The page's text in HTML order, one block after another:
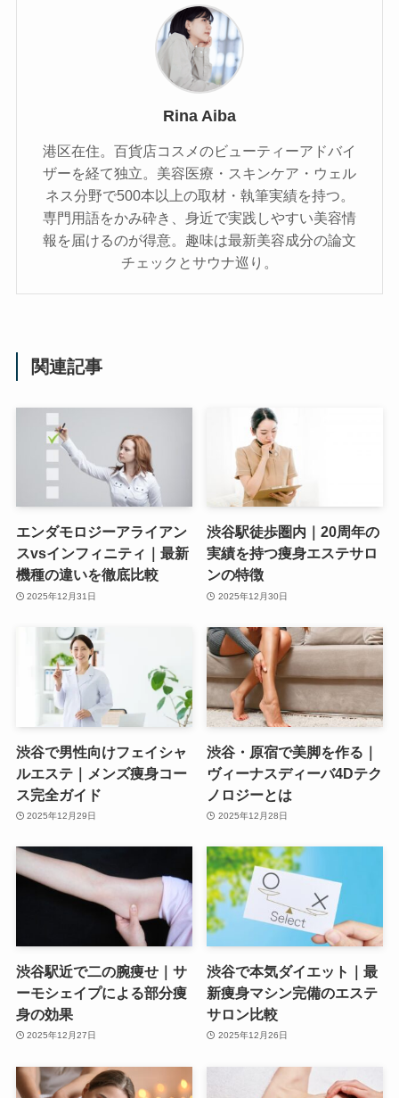
Rina Aiba
港区在住。百貨店コスメのビューティーアドバイ
ザーを経て独立。美容医療・スキンケア・ウェル
ネス分野で500本以上の取材・執筆実績を持つ。
専門用語をかみ砕き、⾝近で実践しやすい美容情
報を届けるのが得意。趣味は最新美容成分の論文
チェックとサウナ巡り。
関連記事
エンダモロジーアライアン
スvsインフィニティ｜最新
機種の違いを徹底比較
2025年12月31日
渋谷駅徒歩圏内｜20周年の
実績を持つ痩身エステサロ
ンの特徴
2025年12月30日
渋谷で男性向けフェイシャ
ルエステ｜メンズ痩身コー
ス完全ガイド
2025年12月29日
渋谷・原宿で美脚を作る｜
ヴィーナスディーバ4Dテク
ノロジーとは
2025年12月28日
渋谷駅近で二の腕痩せ｜サ
ーモシェイプによる部分痩
身の効果
2025年12月27日
渋谷で本気ダイエット｜最
新痩身マシン完備のエステ
サロン比較
2025年12月26日